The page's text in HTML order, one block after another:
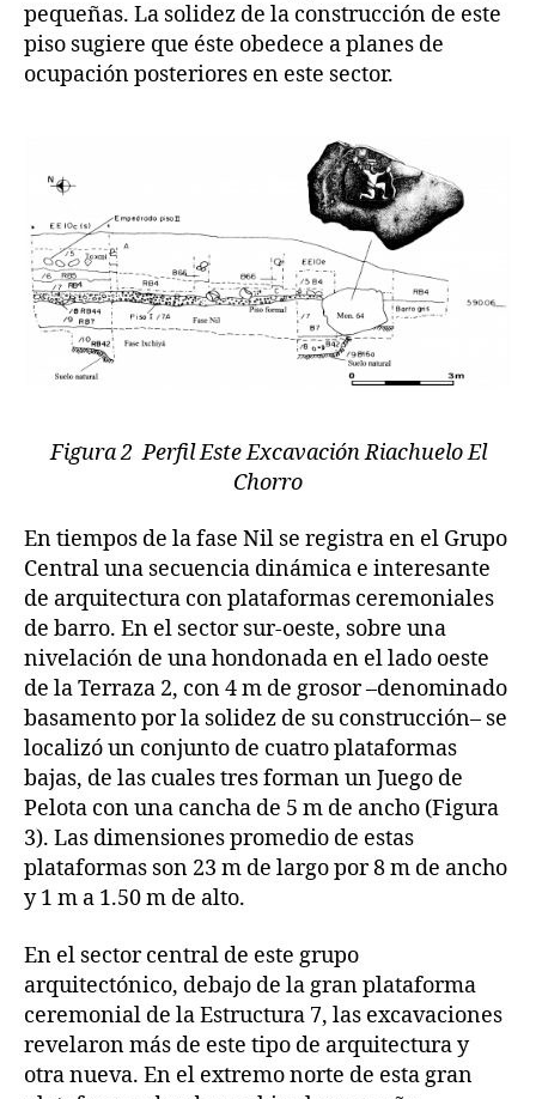
pequeñas. La solidez de la construcción de este
piso sugiere que éste obedece a planes de
ocupación posteriores en este sector.
Figura 2 Perfil Este Excavación Riachuelo El
Chorro
En tiempos de la fase Nil se registra en el Grupo
Central una secuencia dinámica e interesante
de arquitectura con plataformas ceremoniales
de barro. En el sector sur-oeste, sobre una
nivelación de una hondonada en el lado oeste
de la Terraza 2, con 4 m de grosor –denominado
basamento por la solidez de su construcción– se
localizó un conjunto de cuatro plataformas
bajas, de las cuales tres forman un Juego de
Pelota con una cancha de 5 m de ancho (Figura
3). Las dimensiones promedio de estas
plataformas son 23 m de largo por 8 m de ancho
y 1 m a 1.50 m de alto.
En el sector central de este grupo
arquitectónico, debajo de la gran plataforma
ceremonial de la Estructura 7, las excavaciones
revelaron más de este tipo de arquitectura y
otra nueva. En el extremo norte de esta gran